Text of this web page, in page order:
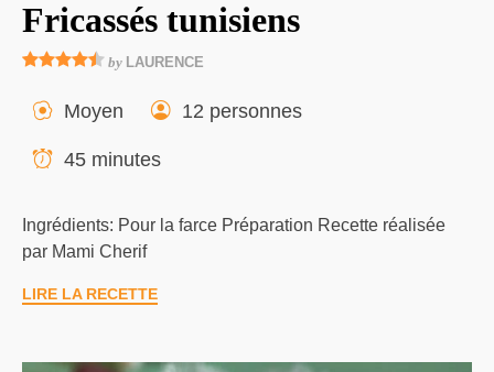
Fricassés tunisiens
by LAURENCE
Moyen 12 personnes
45 minutes
Ingrédients: Pour la farce Préparation Recette réalisée
par Mami Cherif‎
LIRE LA RECETTE